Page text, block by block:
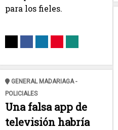
para los fieles.
GENERAL MADARIAGA -
POLICIALES
Una falsa app de
televisión habría